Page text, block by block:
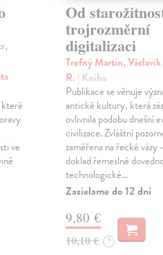
které
ve
Od
trojrozměrní
digitalizaci
Trefný Martin,
R. | Kniha
Publikace se věnuje
antické kultury, která
ovlivnila podobu dnešní
civilizace. Zvláštní
zaměřena na řecké
doklad řemeslné
technologické…
Zasielame do 12 dní
9,80 €
10,10 € ?